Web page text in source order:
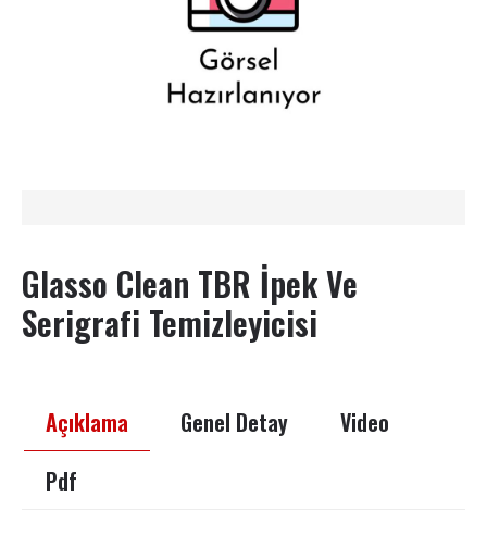
Glasso Clean TBR İpek Ve
Serigrafi Temizleyicisi
Açıklama Genel Detay
Video
Pdf